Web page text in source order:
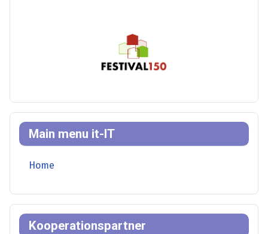
Main menu it-IT
Home
Kooperationspartner